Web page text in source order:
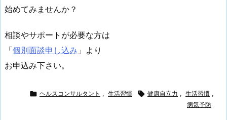
始めてみませんか？
相談やサポートが必要な方は
「個別面談申し込み 」より
お申込み下さい。
 ヘルスコンサルタント , 生活習慣  健康自立力 , 生活習慣 ,
病気予防